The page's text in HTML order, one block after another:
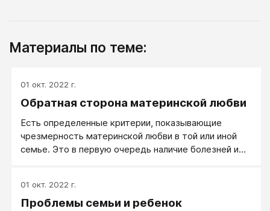
Материалы по теме:
01 окт. 2022 г.
Обратная сторона материнской любви
Есть определенные критерии, показывающие
чрезмерность материнской любви в той или иной
семье. Это в первую очередь наличие болезней и
алкоголизм. В-третьих, наличие больших проблем в
семейных отношениях. Это то, что лежит на
01 окт. 2022 г.
Проблемы семьи и ребенок